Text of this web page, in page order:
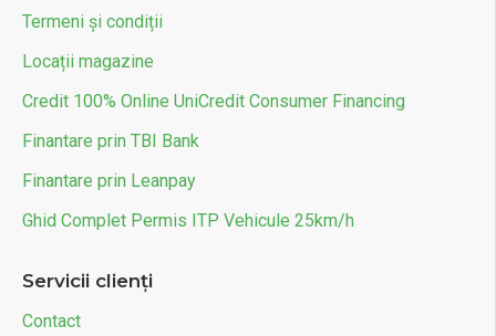
Termeni și condiții
Locații magazine
Credit 100% Online UniCredit Consumer Financing
Finantare prin TBI Bank
Finantare prin Leanpay
Ghid Complet Permis ITP Vehicule 25km/h
Servicii clienți
Contact